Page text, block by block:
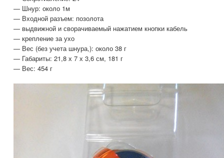
— Шнур: около 1м
— Входной разъем: позолота
— выдвижной и сворачиваемый нажатием кнопки кабель
— крепление за ухо
— Вес (без учета шнура,): около 38 г
— Габариты: 21,8 х 7 х 3,6 см, 181 г
— Вес: 454 г